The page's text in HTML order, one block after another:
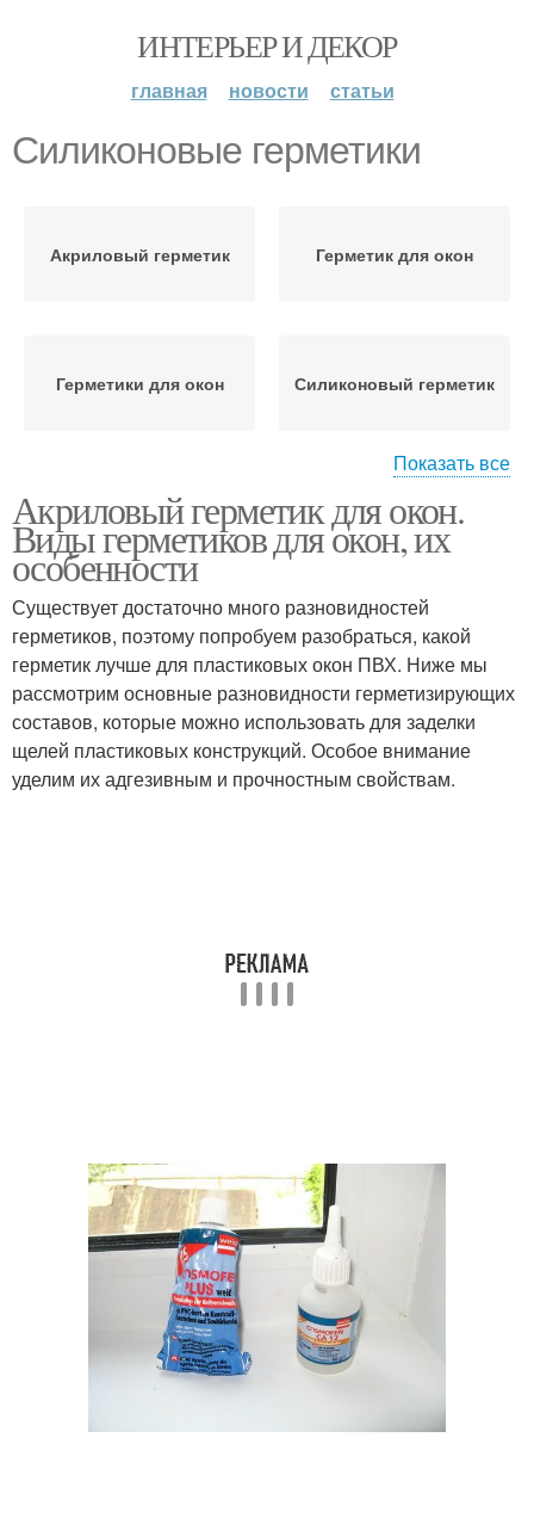
ИНТЕРЬЕР И ДЕКОР
главная новости статьи
Силиконовые герметики
Акриловый герметик Герметик для окон
Герметики для окон Силиконовый герметик
Паропроницаемый
герметик
герметик
Герметик для
пластиковых окон
Показать все
Акриловый герметик для окон.
Виды герметиков для окон, их
особенности
Существует достаточно много разновидностей
герметиков, поэтому попробуем разобраться, какой
герметик лучше для пластиковых окон ПВХ. Ниже мы
рассмотрим основные разновидности герметизирующих
составов, которые можно использовать для заделки
щелей пластиковых конструкций. Особое внимание
уделим их адгезивным и прочностным свойствам.